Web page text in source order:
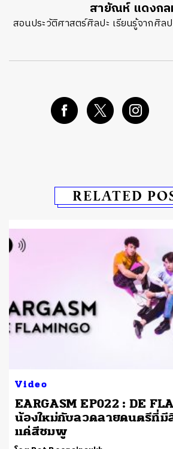
สายัณห์ แดงก
สอนประวัติศาสตร์ศิลปะ เรียนรู้จากศิล
RELATED
Video
EARGASM EP022 : DE
น้องใหม่กับลวดลายดนตรีที่มี
แค่สีชมพู